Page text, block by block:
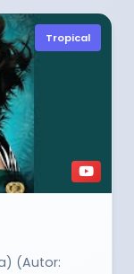
Tropical
(Autor: